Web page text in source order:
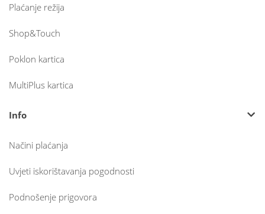
Plaćanje režija
Shop&Touch
Poklon kartica
MultiPlus kartica
Info
Načini plaćanja
Uvjeti iskorištavanja pogodnosti
Podnošenje prigovora